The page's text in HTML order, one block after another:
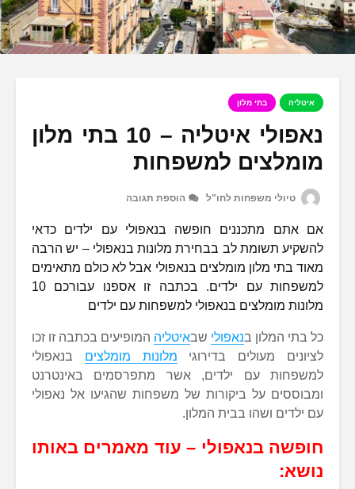
איטליה בתי מלון
נאפולי איטליה – 10 בתי מלון
מומלצים למשפחות
טיולי משפחות לחו"ל הוספת תגובה
אם אתם מתכננים חופשה בנאפולי עם ילדים כדאי
להשקיע תשומת לב בבחירת מלונות בנאפולי – יש הרבה
מאוד בתי מלון מומלצים בנאפולי אבל לא כולם מתאימים
למשפחות עם ילדים. בכתבה זו אספנו עבורכם 10
מלונות מומלצים בנאפולי למשפחות עם ילדים
כל בתי המלון בנאפולי שבאיטליה המופיעים בכתבה זו זכו
לציונים מעולים בדירוגי מלונות מומלצים בנאפולי
למשפחות עם ילדים, אשר מתפרסמים באינטרנט
ומבוססים על ביקורות של משפחות שהגיעו אל נאפולי
עם ילדים ושהו בבית המלון.
חופשה בנאפולי – עוד מאמרים באותו
נושא: